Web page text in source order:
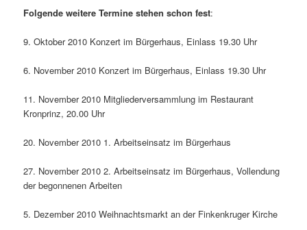
Folgende weitere Termine stehen schon fest:
9. Oktober 2010 Konzert im Bürgerhaus, Einlass 19.30 Uhr
6. November 2010 Konzert im Bürgerhaus, Einlass 19.30 Uhr
11. November 2010 Mitgliederversammlung im Restaurant
Kronprinz, 20.00 Uhr
20. November 2010 1. Arbeitseinsatz im Bürgerhaus
27. November 2010 2. Arbeitseinsatz im Bürgerhaus, Vollendung
der begonnenen Arbeiten
5. Dezember 2010 Weihnachtsmarkt an der Finkenkruger Kirche